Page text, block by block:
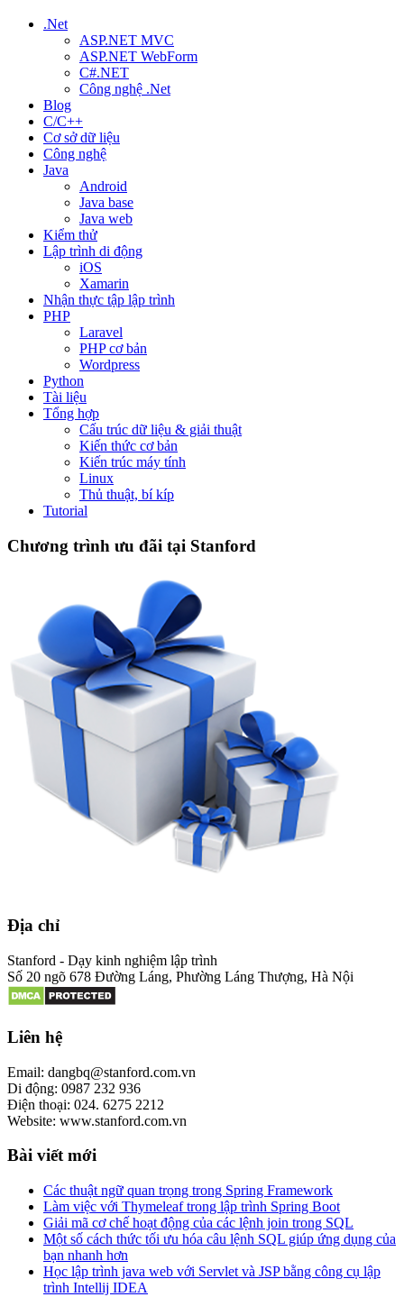
.Net
ASP.NET MVC
ASP.NET WebForm
C#.NET
Công nghệ .Net
Blog
C/C++
Cơ sở dữ liệu
Công nghệ
Java
Android
Java base
Java web
Kiểm thử
Lập trình di động
iOS
Xamarin
Nhận thực tập lập trình
PHP
Laravel
PHP cơ bản
Wordpress
Python
Tài liệu
Tổng hợp
Cấu trúc dữ liệu & giải thuật
Kiến thức cơ bản
Kiến trúc máy tính
Linux
Thủ thuật, bí kíp
Tutorial
Chương trình ưu đãi tại Stanford
Địa chỉ
Stanford - Dạy kinh nghiệm lập trình
Số 20 ngõ 678 Đường Láng, Phường Láng Thượng, Hà Nội
Liên hệ
Email: dangbq@stanford.com.vn
Di động: 0987 232 936
Điện thoại: 024. 6275 2212
Website: www.stanford.com.vn
Bài viết mới
Các thuật ngữ quan trọng trong Spring Framework
Làm việc với Thymeleaf trong lập trình Spring Boot
Giải mã cơ chế hoạt động của các lệnh join trong SQL
Một số cách thức tối ưu hóa câu lệnh SQL giúp ứng dụng của
bạn nhanh hơn
Học lập trình java web với Servlet và JSP bằng công cụ lập
trình Intellij IDEA